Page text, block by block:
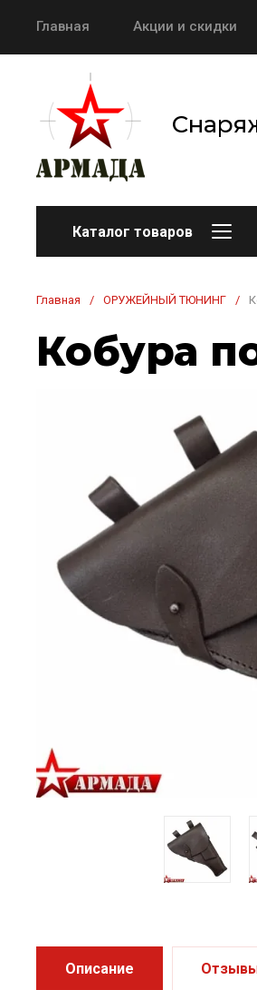
Главная Акции и скидки
Каталог товаров
Главная / ОРУЖЕЙНЫЙ ТЮНИНГ /
Кобура
Описание